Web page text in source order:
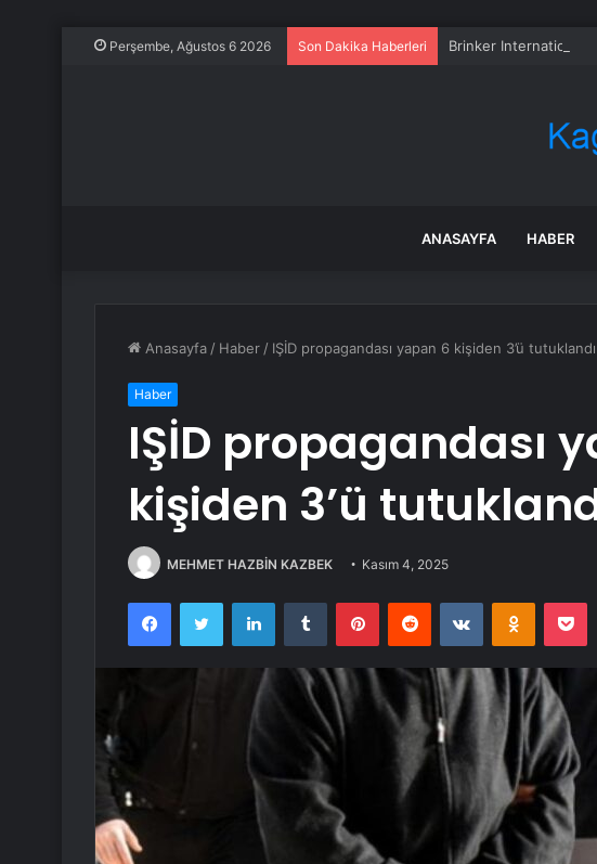
Perşembe, Ağustos 6 2026 Son Dakika Haberleri Brinker International
ANASAYFA HABER
Anasayfa / Haber / IŞİD propagandası yapan 6 kişiden 3’ü tutuklandı
Haber
IŞİD propagandası
kişiden 3’ü
MEHMET HAZBİN KAZBEK Kasım 4, 2025
FacebookTwitter LinkedInTumblr PinterestReddit VKontakte